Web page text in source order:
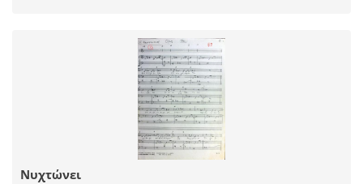
Νυχτώνει